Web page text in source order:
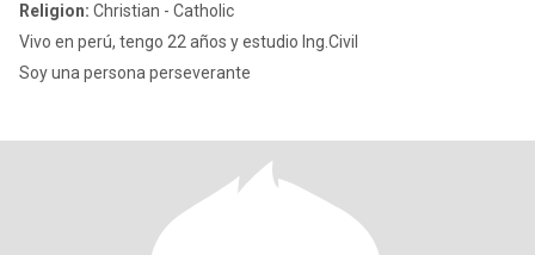
Religion: Christian - Catholic
Vivo en perú, tengo 22 años y estudio Ing.Civil
Soy una persona perseverante